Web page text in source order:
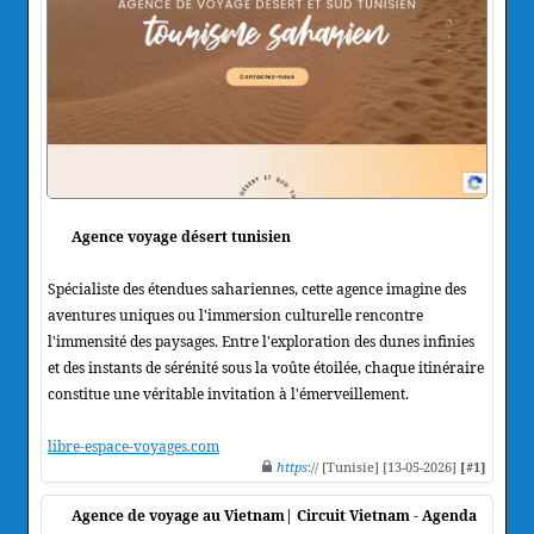
Agence voyage désert tunisien
Spécialiste des étendues sahariennes, cette agence imagine des
aventures uniques ou l'immersion culturelle rencontre
l'immensité des paysages. Entre l'exploration des dunes infinies
et des instants de sérénité sous la voûte étoilée, chaque itinéraire
constitue une véritable invitation à l'émerveillement.
libre-espace-voyages.com
https:// [Tunisie] [13-05-2026] [#1]
Agence de voyage au Vietnam| Circuit Vietnam - Agenda